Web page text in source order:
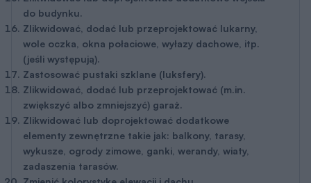
do budynku.
Zlikwidować, dodać lub przeprojektować lukarny,
wole oczka, okna połaciowe, wyłazy dachowe, itp.
(jeśli występują).
Zastosować pustaki szklane (luksfery).
Zlikwidować, dodać lub przeprojektować (m.in.
zwiększyć albo zmniejszyć) garaż.
Zlikwidować lub doprojektować dodatkowe
elementy zewnętrzne takie jak: balkony, tarasy,
wykusze, ogrody zimowe, ganki, werandy, wiaty,
zadaszenia tarasów.